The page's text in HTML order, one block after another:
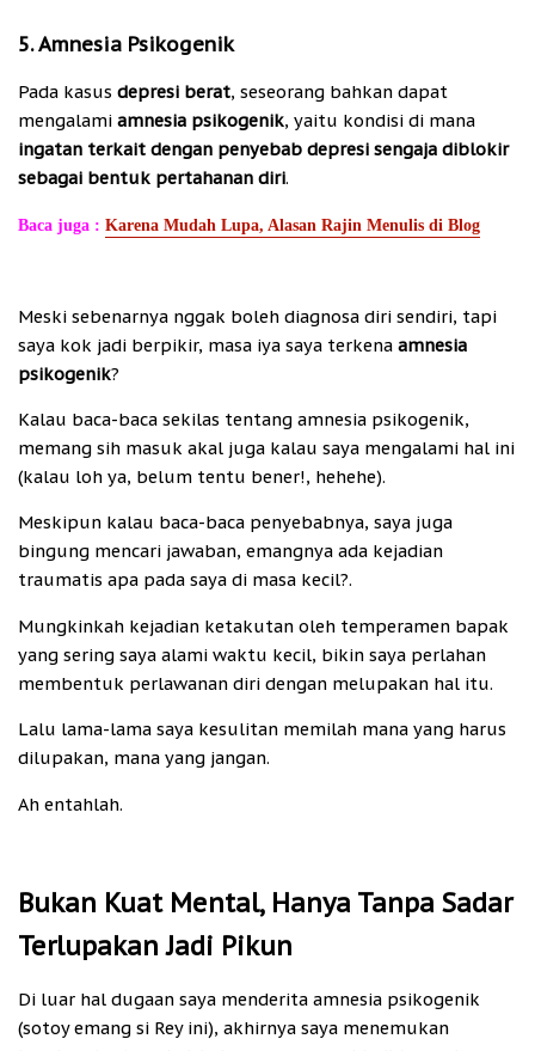
5. Amnesia Psikogenik
Pada kasus depresi berat, seseorang bahkan dapat
mengalami amnesia psikogenik, yaitu kondisi di mana
ingatan terkait dengan penyebab depresi sengaja diblokir
sebagai bentuk pertahanan diri.
Baca juga : Karena Mudah Lupa, Alasan Rajin Menulis di Blog
Meski sebenarnya nggak boleh diagnosa diri sendiri, tapi
saya kok jadi berpikir, masa iya saya terkena amnesia
psikogenik?
Kalau baca-baca sekilas tentang amnesia psikogenik,
memang sih masuk akal juga kalau saya mengalami hal ini
(kalau loh ya, belum tentu bener!, hehehe).
Meskipun kalau baca-baca penyebabnya, saya juga
bingung mencari jawaban, emangnya ada kejadian
traumatis apa pada saya di masa kecil?.
Mungkinkah kejadian ketakutan oleh temperamen bapak
yang sering saya alami waktu kecil, bikin saya perlahan
membentuk perlawanan diri dengan melupakan hal itu.
Lalu lama-lama saya kesulitan memilah mana yang harus
dilupakan, mana yang jangan.
Ah entahlah.
Bukan Kuat Mental, Hanya Tanpa Sadar
Terlupakan Jadi Pikun
Di luar hal dugaan saya menderita amnesia psikogenik
(sotoy emang si Rey ini), akhirnya saya menemukan